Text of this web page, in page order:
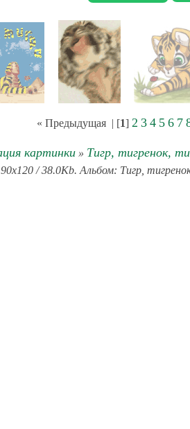
« Предыдущая| [1] 2 3 4 5 6 7
картинки» Тигр, тигренок,
/ 38.0Kb. Альбом: Тигр,